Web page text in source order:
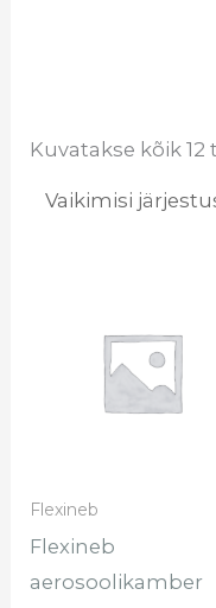
Kuvatakse kõik
Flexineb
Flexineb
aerosoolikamber